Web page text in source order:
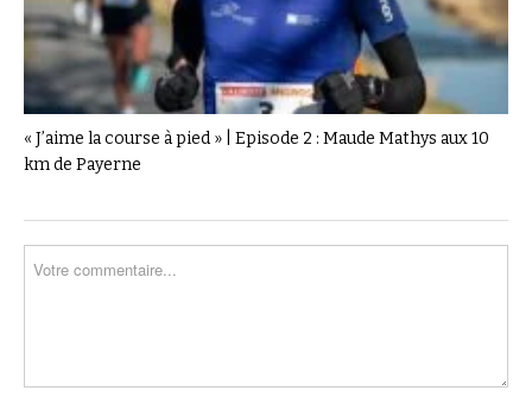
« J’aime la course à pied » | Episode 2 : Maude Mathys aux 10
km de Payerne